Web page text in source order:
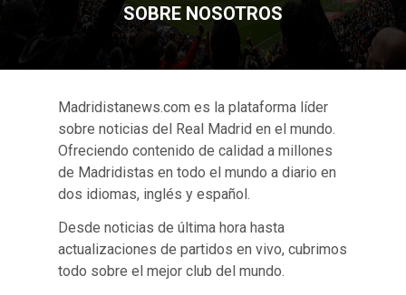
SOBRE NOSOTROS
Madridistanews.com es la plataforma líder
sobre noticias del Real Madrid en el mundo.
Ofreciendo contenido de calidad a millones
de Madridistas en todo el mundo a diario en
dos idiomas, inglés y español.
Desde noticias de última hora hasta
actualizaciones de partidos en vivo, cubrimos
todo sobre el mejor club del mundo.